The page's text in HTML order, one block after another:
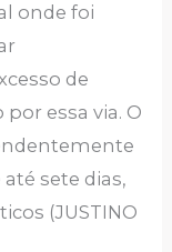
onde foi
de
essa via. O
sete dias,
(JUSTINO